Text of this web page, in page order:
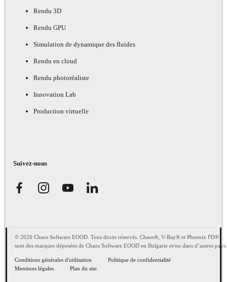
Rendu 3D
Rendu GPU
Simulation de dynamique des fluides
Rendu en cloud
Rendu photoréaliste
Innovation Lab
Production virtuelle
Suivez-nous
© 2026 Chaos Software EOOD. Tous droits réservés. Chaos®, V-Ray® et Phoenix FD®
sont des marques déposées de Chaos Software EOOD en Bulgarie et/ou dans d’autres pays.
Conditions générales d'utilisation
Politique de confidentialité
Mentions légales
Plan du site